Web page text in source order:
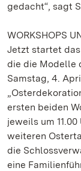
gedacht“, sagt
WORKSHOPS
Jetzt startet
die die Modelle
Samstag, 4.
ersten beiden
jeweils um
weiteren
die
eine